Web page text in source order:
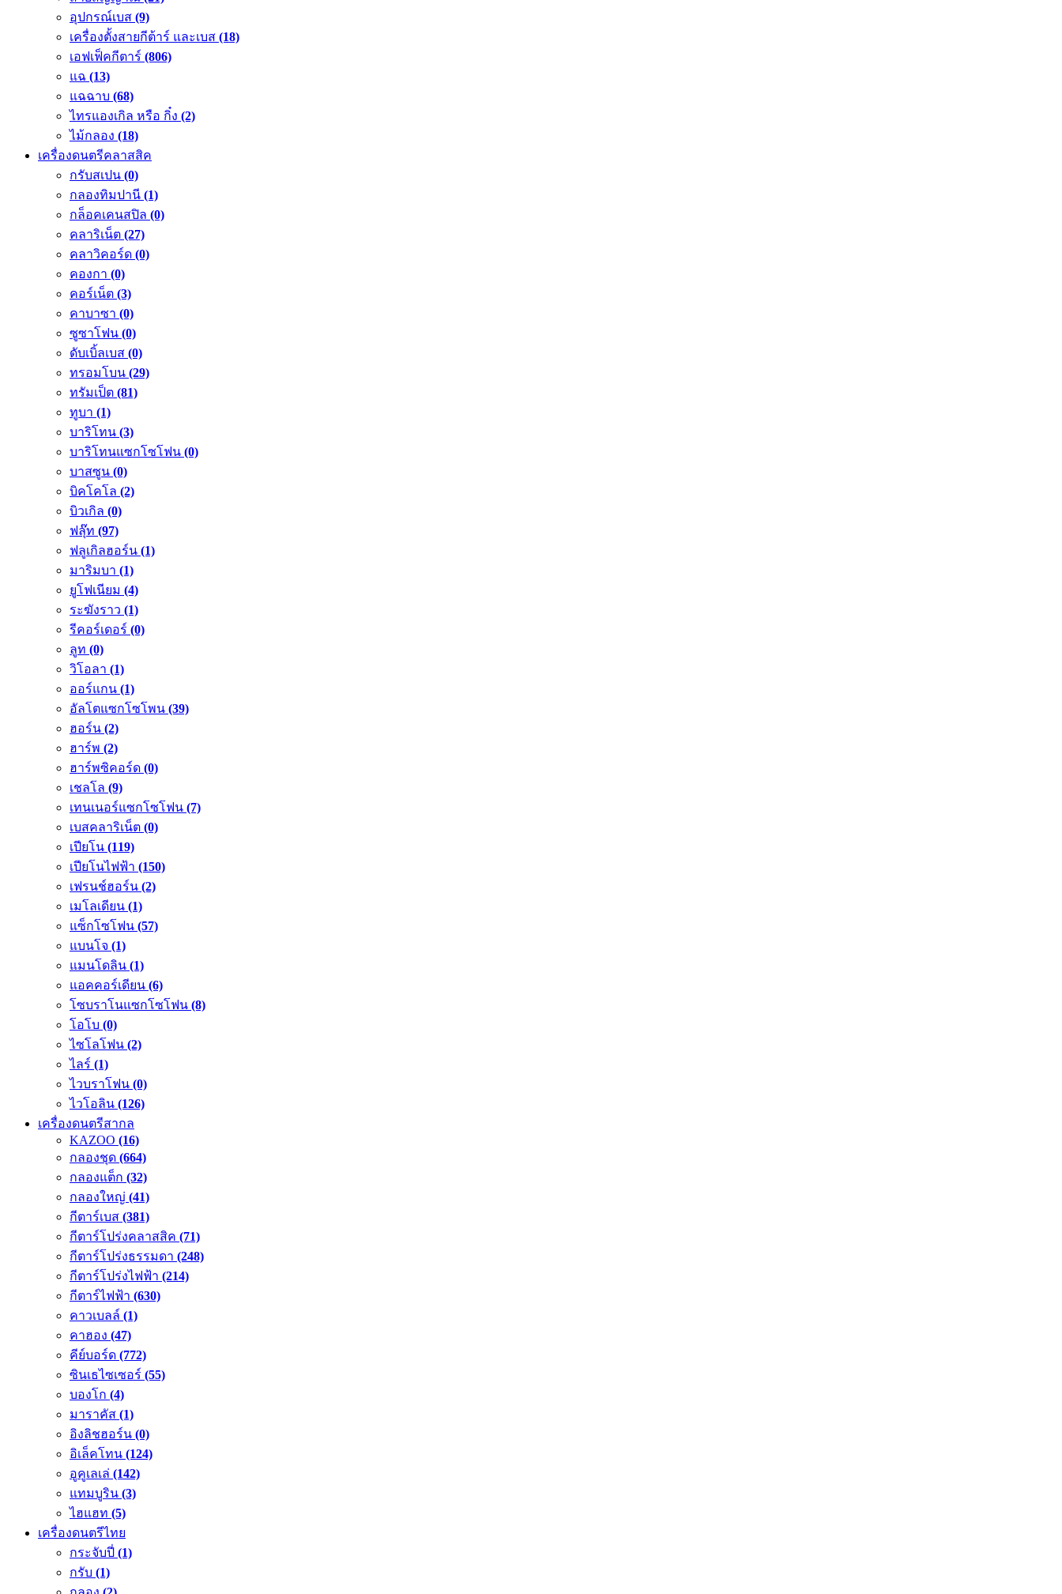
อุปกรณ์เบส (9)
เครื่องตั้งสายกีต้าร์ และเบส (18)
เอฟเฟ็คกีตาร์ (806)
แฉ (13)
แฉฉาบ (68)
ไทรแองเกิล หรือ กิ๋ง (2)
ไม้กลอง (18)
เครื่องดนตรีคลาสสิค
กรับสเปน (0)
กลองทิมปานี (1)
กล็อคเคนสปิล (0)
คลาริเน็ต (27)
คลาวิคอร์ด (0)
คองกา (0)
คอร์เน็ต (3)
คาบาซา (0)
ซูซาโฟน (0)
ดับเบิ้ลเบส (0)
ทรอมโบน (29)
ทรัมเป็ต (81)
ทูบา (1)
บาริโทน (3)
บาริโทนแซกโซโฟน (0)
บาสซูน (0)
บิคโคโล (2)
บิวเกิล (0)
ฟลุ๊ท (97)
ฟลูเกิลฮอร์น (1)
มาริมบา (1)
ยูโฟเนียม (4)
ระฆังราว (1)
รีคอร์เดอร์ (0)
ลูท (0)
วิโอลา (1)
ออร์แกน (1)
อัลโตแซกโซโพน (39)
ฮอร์น (2)
ฮาร์พ (2)
ฮาร์พซิคอร์ด (0)
เชลโล (9)
เทนเนอร์แซกโซโฟน (7)
เบสคลาริเน็ต (0)
เปียโน (119)
เปียโนไฟฟ้า (150)
เฟรนช์ฮอร์น (2)
เมโลเดียน (1)
แซ็กโซโฟน (57)
แบนโจ (1)
แมนโดลิน (1)
แอคคอร์เดียน (6)
โซบราโนแซกโซโฟน (8)
โอโบ (0)
ไซโลโฟน (2)
ไลร์ (1)
ไวบราโฟน (0)
ไวโอลิน (126)
เครื่องดนตรีสากล
KAZOO (16)
กลองชุด (664)
กลองแต็ก (32)
กลองใหญ่ (41)
กีตาร์เบส (381)
กีตาร์โปร่งคลาสสิค (71)
กีตาร์โปร่งธรรมดา (248)
กีตาร์โปร่งไฟฟ้า (214)
กีตาร์ไฟฟ้า (630)
คาวเบลล์ (1)
คาฮอง (47)
คีย์บอร์ด (772)
ซินเธไซเซอร์ (55)
บองโก (4)
มาราคัส (1)
อิงลิชฮอร์น (0)
อิเล็คโทน (124)
อูคูเลเล่ (142)
แทมบูริน (3)
ไฮแฮท (5)
เครื่องดนตรีไทย
กระจับปี่ (1)
กรับ (1)